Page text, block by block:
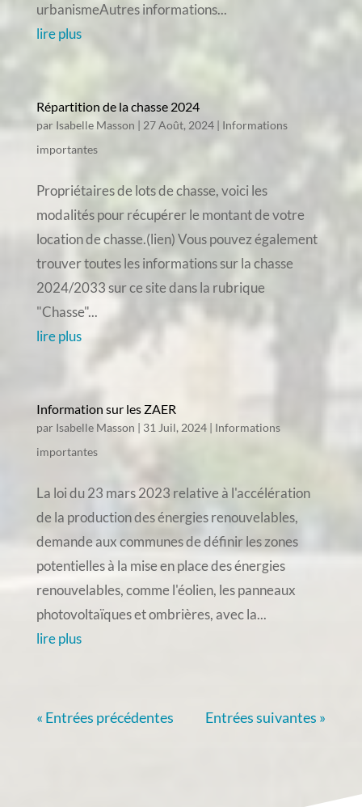
urbanismeAutres informations...
lire plus
Répartition de la chasse 2024
par Isabelle Masson | 27 Août, 2024| Informations
importantes
Propriétaires de lots de chasse, voici les
modalités pour récupérer le montant de votre
location de chasse.(lien) Vous pouvez également
trouver toutes les informations sur la chasse
2024/2033 sur ce site dans la rubrique
"Chasse"...
lire plus
Information sur les ZAER
par Isabelle Masson | 31 Juil, 2024| Informations
importantes
La loi du 23 mars 2023 relative à l'accélération
de la production des énergies renouvelables,
demande aux communes de définir les zones
potentielles à la mise en place des énergies
renouvelables, comme l'éolien, les panneaux
photovoltaïques et ombrières, avec la...
lire plus
« Entrées précédentes Entrées suivantes »